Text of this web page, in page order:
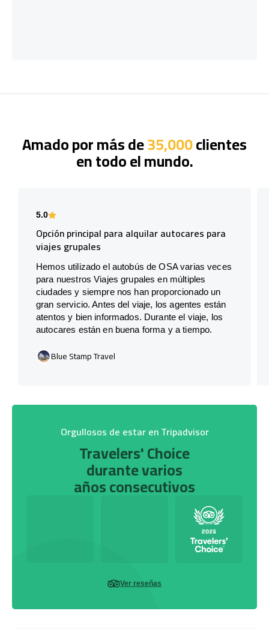
Amado por más de35,000clientes
en todo el mundo.
5.0
Opción principal para alquilar autocares para
viajes grupales
Hemos utilizado el autobús de OSA varias veces
para nuestros Viajes grupales en múltiples
ciudades y siempre nos han proporcionado un
gran servicio. Antes del viaje, los agentes están
atentos y bien informados. Durante el viaje, los
autocares están en buena forma y a tiempo.
Blue Stamp Travel
Orgullosos de estar en Tripadvisor
Travelers' Choice
durante varios
años consecutivos
Ver reseñas